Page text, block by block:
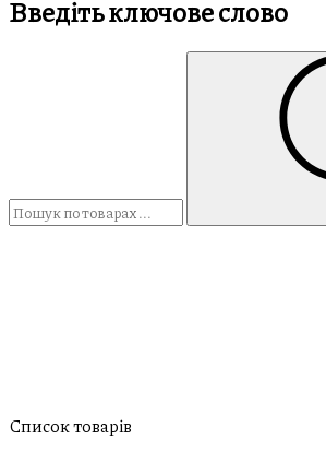
Введіть ключове слово
Список товарів